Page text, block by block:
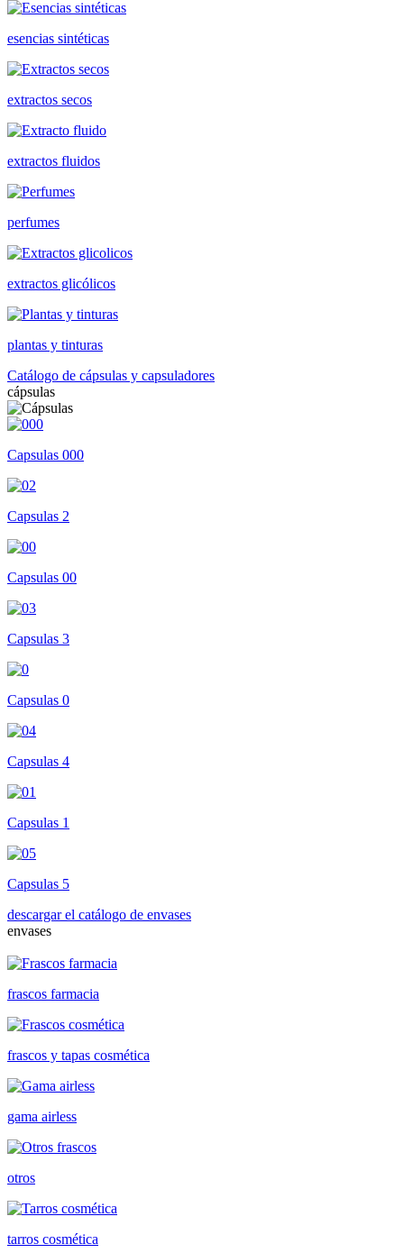
esencias sintéticas
extractos secos
extractos fluidos
perfumes
extractos glicólicos
plantas y tinturas
Catálogo de cápsulas y capsuladores
cápsulas
Capsulas 000
Capsulas 2
Capsulas 00
Capsulas 3
Capsulas 0
Capsulas 4
Capsulas 1
Capsulas 5
descargar el catálogo de envases
envases
frascos farmacia
frascos y tapas cosmética
gama airless
otros
tarros cosmética